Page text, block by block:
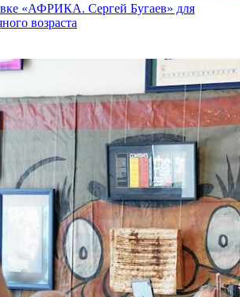
«АФРИКА. Сергей Бугаев» для
возраста